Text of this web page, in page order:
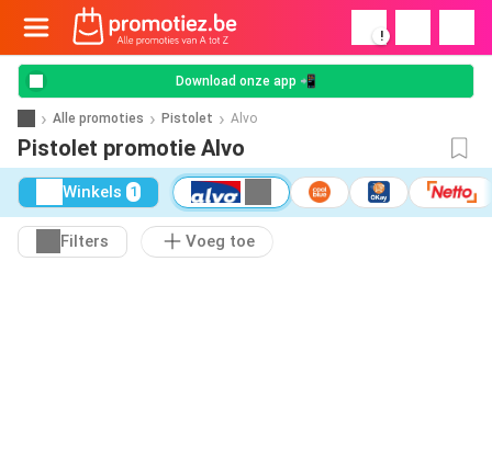
!
Download onze app 📲
Alle promoties Pistolet Alvo
Pistolet promotie Alvo
Winkels 1
Filters Voeg toe